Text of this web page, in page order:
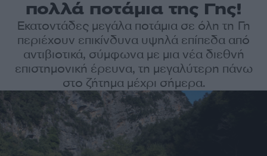
πολλά ποτάμια της Γης!
Εκατοντάδες μεγάλα ποτάμια σε όλη τη Γη
περιέχουν επικίνδυνα υψηλά επίπεδα από
αντιβιοτικά, σύμφωνα με μια νέα διεθνή
επιστημονική έρευνα, τη μεγαλύτερη πάνω
στο ζήτημα μέχρι σήμερα.